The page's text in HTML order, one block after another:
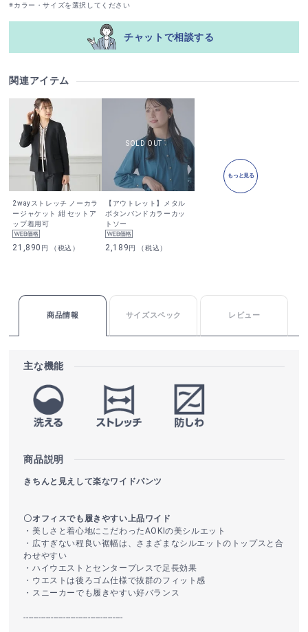
※カラー・サイズを選択してください
チャットで相談する
関連アイテム
2wayストレッチ ノーカラ
ージャケット 紺 セットア
ップ着用可
21,890 円 （税込）
【アウトレット】メタル
ボタンバンドカラーカッ
トソー
2,189円 （税込）
もっと見る
商品情報 サイズスペック レビュー
主な機能
商品説明
きちんと見えして楽なワイドパンツ
〇オフィスでも履きやすい上品ワイド
・美しさと着心地にこだわったAOKIの美シルエット
・広すぎない程良い裾幅は、さまざまなシルエットのトップスと合
わせやすい
・ハイウエストとセンタープレスで足長効果
・ウエストは後ろゴム仕様で抜群のフィット感
・スニーカーでも履きやすい好バランス
----------------------------------------